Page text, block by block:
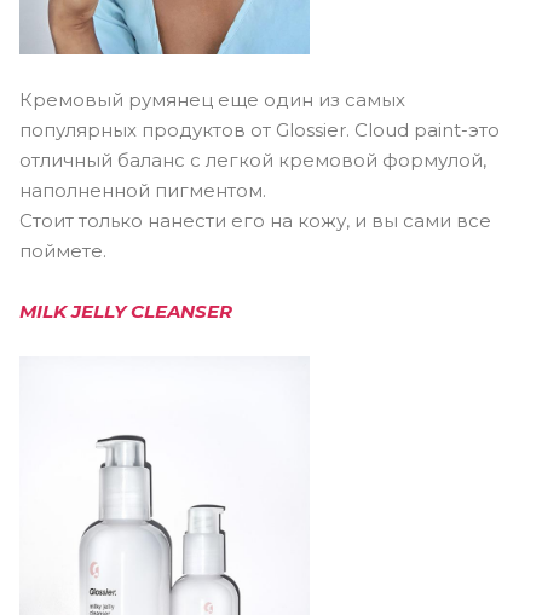
Кремовый румянец еще один из самых
популярных продуктов от Glossier. Cloud paint-это
отличный баланс с легкой кремовой формулой,
наполненной пигментом.
Стоит только нанести его на кожу, и вы сами все
поймете.
MILK JELLY CLEANSER